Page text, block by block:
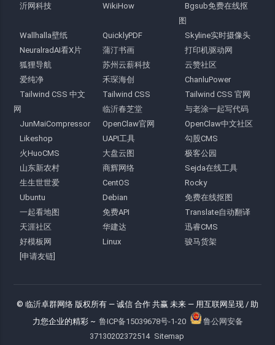
沂网科技
WikiHow
Bgsub免费在线抠
图
Wallhalla壁纸
QuicklyPDF
Skyline实时摄像头
NeuralradAI看X片
蒲汀书画
打印机驱动网
狐狸导航
苏州云薪科技
云赞社区
爱纯净
禾琛海创
ChanluPower
Tailwind CSS 中文
网
Tailwind CSS
Tailwind CSS 官网
临沂春芝堂
与老涂一起写代码
JunMaiCompressor
OpenClaw官网
OpenClaw中文社区
Likeshop
UAPI工具
勾股CMS
火HuoCMS
大盘云图
极客公园
山东新农村
商辉网络
Sejda在线工具
生生世世爱
CentOS
Rocky
Ubuntu
Debian
免费在线抠图
一起看地图
免费API
Translate自动翻译
天涯社区
华建达
迅睿CMS
好模板网
Linux
骏马货架
[申请友链]
© 临沂卓群网络 版权所有 — 诚信 合作 共赢 未来 — 用互联网呈现 / 助
力您企业的精彩 ~ 鲁ICP备15039678号-1-20
鲁公网安备
37130202372514 Sitemap